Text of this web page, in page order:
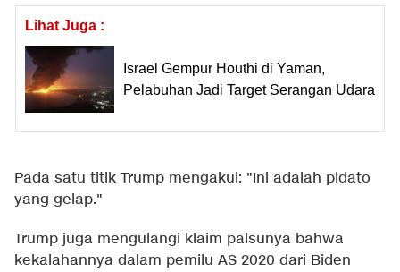
Lihat Juga :
Israel Gempur Houthi di Yaman,
Pelabuhan Jadi Target Serangan Udara
Pada satu titik Trump mengakui: "Ini adalah pidato
yang gelap."
Trump juga mengulangi klaim palsunya bahwa
kekalahannya dalam pemilu AS 2020 dari Biden